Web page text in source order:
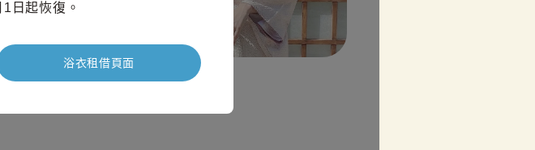
日起恢復。
浴衣租借頁面